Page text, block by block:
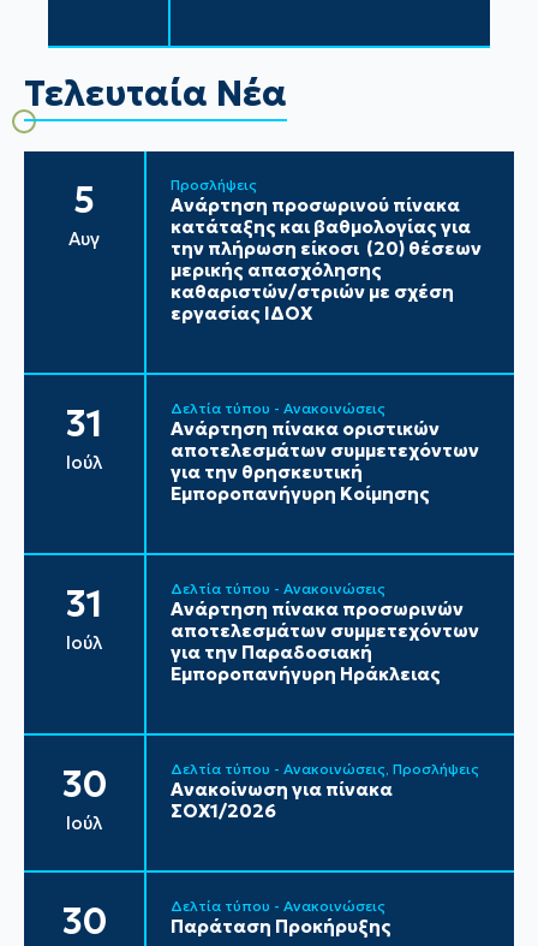
Τελευταία Νέα
5
Αυγ
Προσλήψεις
Ανάρτηση προσωρινού πίνακα
κατάταξης και βαθμολογίας για
την πλήρωση είκοσι (20) θέσεων
μερικής απασχόλησης
καθαριστών/στριών με σχέση
εργασίας ΙΔΟΧ
31
Ιούλ
Δελτία τύπου - Ανακοινώσεις
Ανάρτηση πίνακα οριστικών
αποτελεσμάτων συμμετεχόντων
για την θρησκευτική
Εμποροπανήγυρη Κοίμησης
31
Ιούλ
Δελτία τύπου - Ανακοινώσεις
Ανάρτηση πίνακα προσωρινών
αποτελεσμάτων συμμετεχόντων
για την Παραδοσιακή
Εμποροπανήγυρη Ηράκλειας
30
Ιούλ
Δελτία τύπου - Ανακοινώσεις Προσλήψεις
Ανακοίνωση για πίνακα
ΣΟΧ1/2026
30 Δελτία τύπου - Ανακοινώσεις
Παράταση Προκήρυξης